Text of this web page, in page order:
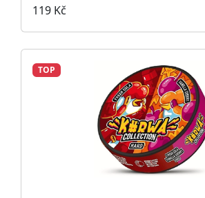
119 Kč
TOP